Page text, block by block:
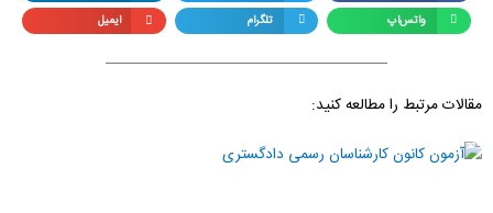
واتس‌اپ
تلگرام ایمیل
مقالات مرتبط را مطالعه کنید: